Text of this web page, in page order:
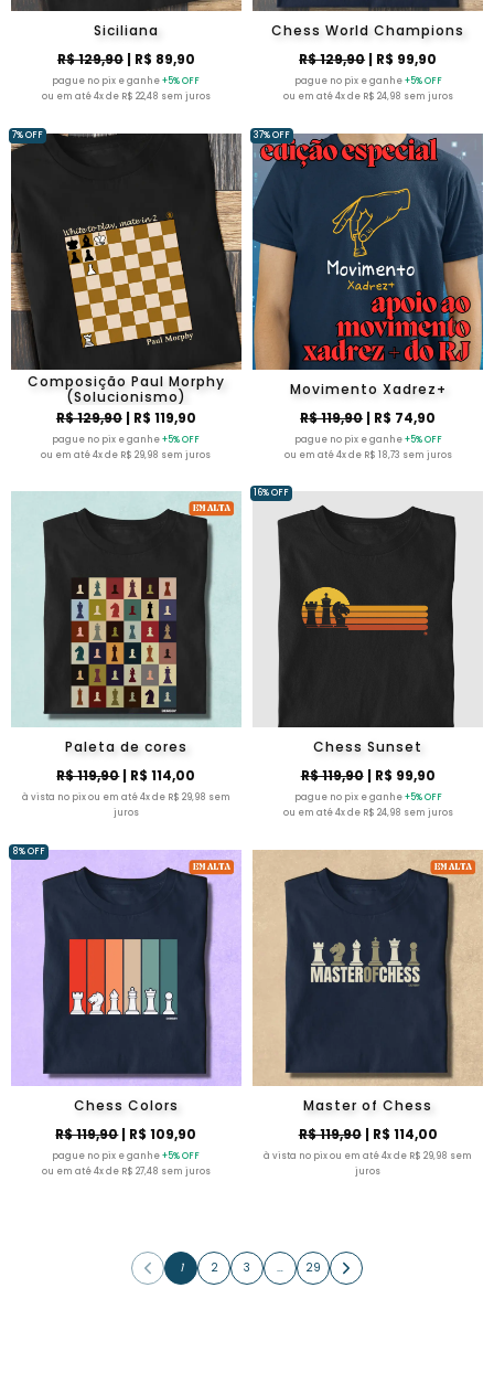
Siciliana
R$ 129,90| R$ 89,90
pague no pix e ganhe+5% OFF
ou em até 4x de R$ 22,48 sem juros
Chess World Champions
R$ 129,90| R$ 99,90
pague no pix e ganhe+5% OFF
ou em até 4x de R$ 24,98 sem juros
Composição Paul Morphy
(Solucionismo)
R$ 129,90| R$ 119,90
pague no pix e ganhe+5% OFF
ou em até 4x de R$ 29,98 sem juros
7% OFF
Movimento Xadrez+
R$ 119,90| R$ 74,90
pague no pix e ganhe+5% OFF
ou em até 4x de R$ 18,73 sem juros
37% OFF
Paleta de cores
R$ 119,90| R$ 114,00
à vista no pix ou em até 4x de R$ 29,98 sem
juros
Chess Sunset
R$ 119,90| R$ 99,90
pague no pix e ganhe+5% OFF
ou em até 4x de R$ 24,98 sem juros
16% OFF
Chess Colors
R$ 119,90| R$ 109,90
pague no pix e ganhe+5% OFF
ou em até 4x de R$ 27,48 sem juros
8% OFF
Master of Chess
R$ 119,90| R$ 114,00
à vista no pix ou em até 4x de R$ 29,98 sem
juros
1 2 3 … 29